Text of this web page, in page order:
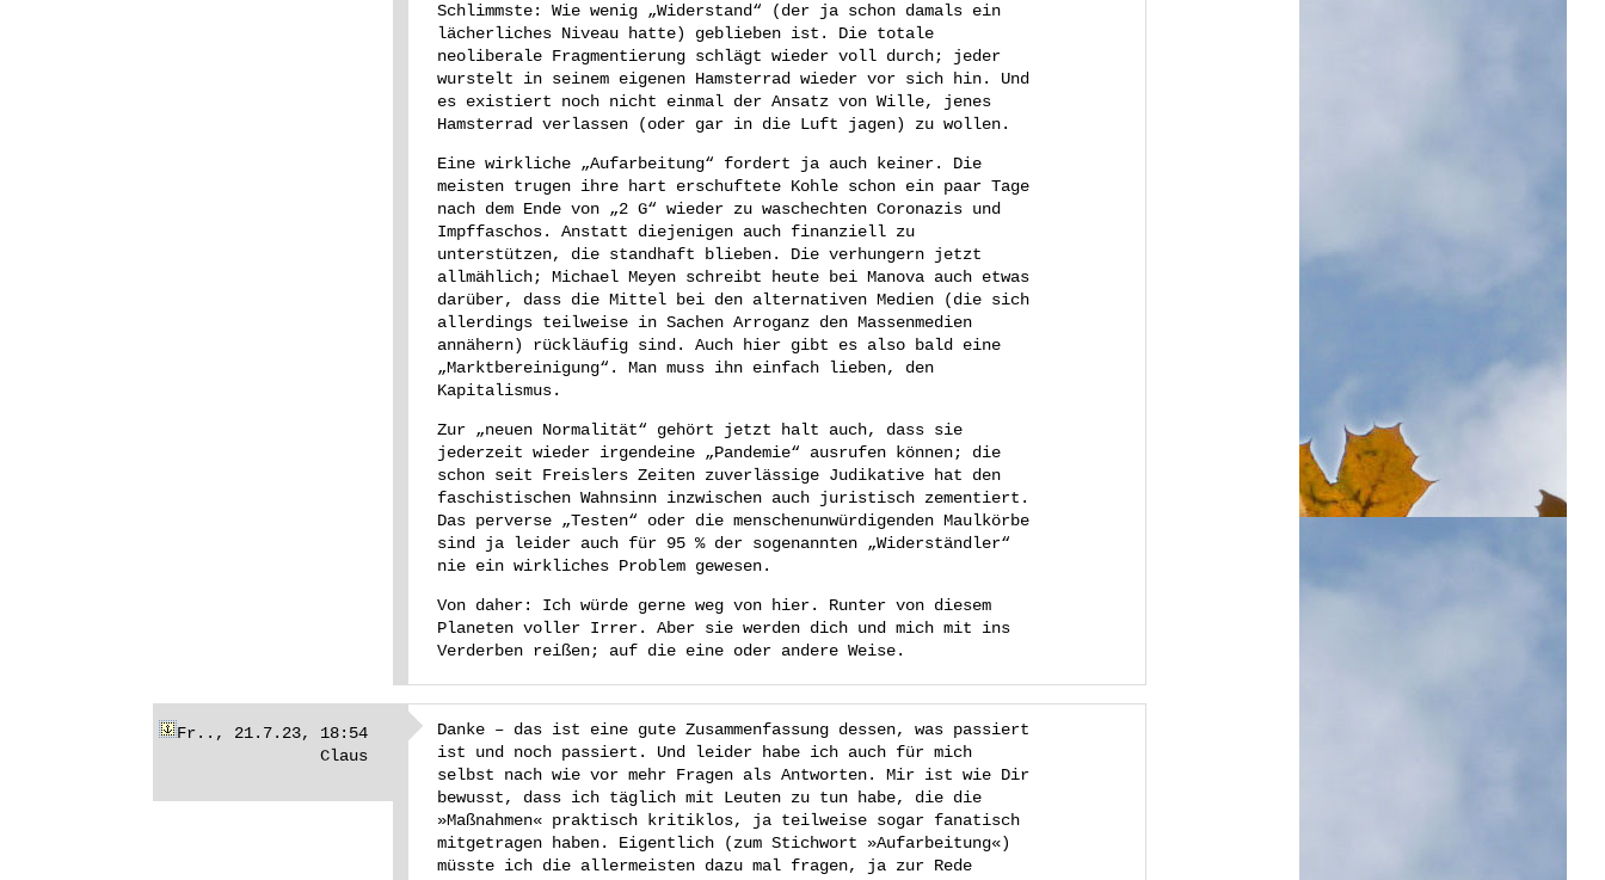
Schlimmste: Wie wenig „Widerstand“ (der ja schon damals ein
lächerliches Niveau hatte) geblieben ist. Die totale
neoliberale Fragmentierung schlägt wieder voll durch; jeder
wurstelt in seinem eigenen Hamsterrad wieder vor sich hin. Und
es existiert noch nicht einmal der Ansatz von Wille, jenes
Hamsterrad verlassen (oder gar in die Luft jagen) zu wollen.
Eine wirkliche „Aufarbeitung“ fordert ja auch keiner. Die
meisten trugen ihre hart erschuftete Kohle schon ein paar Tage
nach dem Ende von „2 G“ wieder zu waschechten Coronazis und
Impffaschos. Anstatt diejenigen auch finanziell zu
unterstützen, die standhaft blieben. Die verhungern jetzt
allmählich; Michael Meyen schreibt heute bei Manova auch etwas
darüber, dass die Mittel bei den alternativen Medien (die sich
allerdings teilweise in Sachen Arroganz den Massenmedien
annähern) rückläufig sind. Auch hier gibt es also bald eine
„Marktbereinigung“. Man muss ihn einfach lieben, den
Kapitalismus.
Zur „neuen Normalität“ gehört jetzt halt auch, dass sie
jederzeit wieder irgendeine „Pandemie“ ausrufen können; die
schon seit Freislers Zeiten zuverlässige Judikative hat den
faschistischen Wahnsinn inzwischen auch juristisch zementiert.
Das perverse „Testen“ oder die menschenunwürdigenden Maulkörbe
sind ja leider auch für 95 % der sogenannten „Widerständler“
nie ein wirkliches Problem gewesen.
Von daher: Ich würde gerne weg von hier. Runter von diesem
Planeten voller Irrer. Aber sie werden dich und mich mit ins
Verderben reißen; auf die eine oder andere Weise.
Fr.., 21.7.23, 18:54
Claus
Danke – das ist eine gute Zusammenfassung dessen, was passiert
ist und noch passiert. Und leider habe ich auch für mich
selbst nach wie vor mehr Fragen als Antworten. Mir ist wie Dir
bewusst, dass ich täglich mit Leuten zu tun habe, die die
»Maßnahmen« praktisch kritiklos, ja teilweise sogar fanatisch
mitgetragen haben. Eigentlich (zum Stichwort »Aufarbeitung«)
müsste ich die allermeisten dazu mal fragen, ja zur Rede